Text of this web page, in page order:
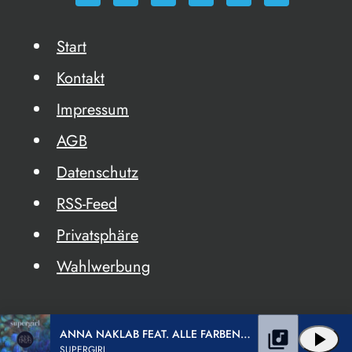
Start
Kontakt
Impressum
AGB
Datenschutz
RSS-Feed
Privatsphäre
Wahlwerbung
ANNA NAKLAB FEAT. ALLE FARBEN& YOUNOTUS play_arrow
library_music